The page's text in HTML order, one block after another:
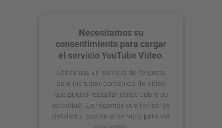
Necesitamos su
consentimiento para cargar
el servicio YouTube Video.
Utilizamos un servicio de terceros
para incrustar contenido de vídeo
que puede recopilar datos sobre su
actividad. Le rogamos que revise los
detalles y acepte el servicio para ver